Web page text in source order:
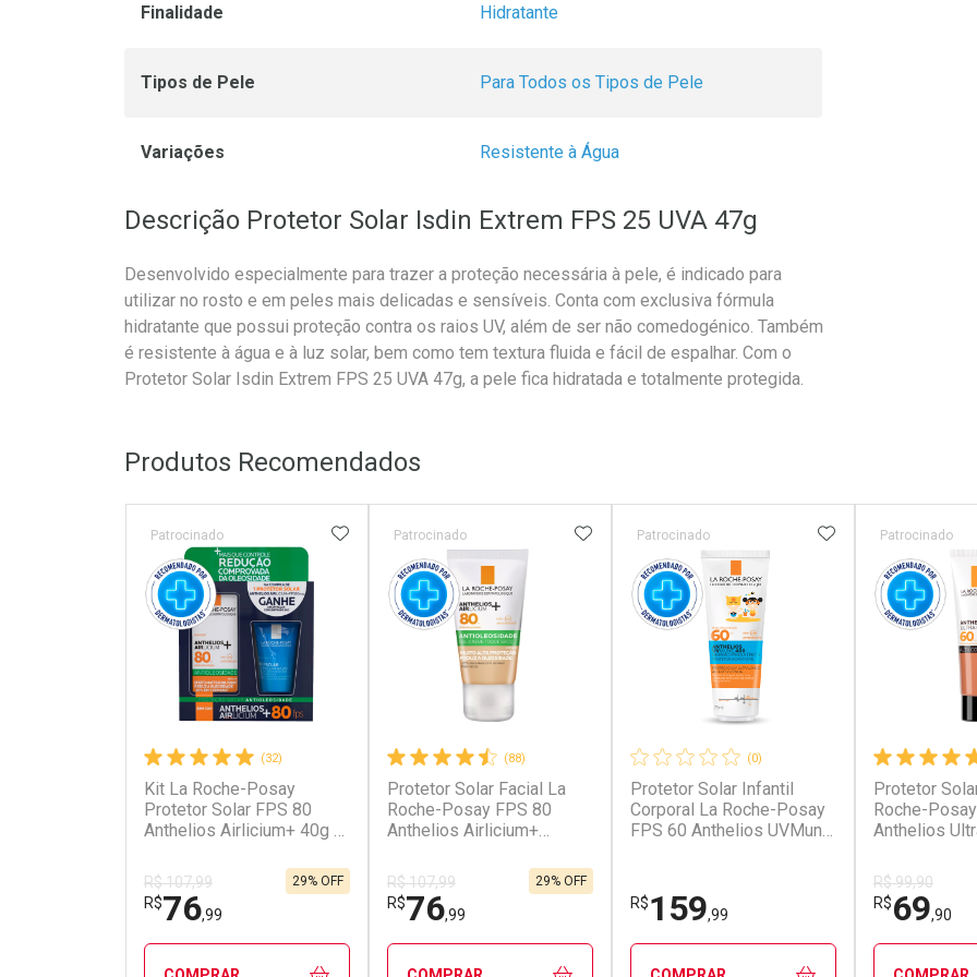
Finalidade Hidratante
Tipos de Pele Para Todos os Tipos de Pele
Variações Resistente à Água
Descrição Protetor Solar Isdin Extrem FPS 25 UVA 47g
Desenvolvido especialmente para trazer a proteção necessária à pele, é indicado para
utilizar no rosto e em peles mais delicadas e sensíveis. Conta com exclusiva fórmula
hidratante que possui proteção contra os raios UV, além de ser não comedogénico. Também
é resistente à água e à luz solar, bem como tem textura fluida e fácil de espalhar. Com o
Protetor Solar Isdin Extrem FPS 25 UVA 47g, a pele fica hidratada e totalmente protegida.
Produtos Recomendados
(32)
Kit La Roche-Posay
Protetor Solar FPS 80
Anthelios Airlicium+ 40g +
Concentrado 50g
Patrocinado
R$ 107,99
R$76,99
29% OFF
ADICIONAR AOS FAVORITOS
(88)
Protetor Solar Facial La
Roche-Posay FPS 80
Anthelios Airlicium+
40g
Patrocinado
R$ 107,99
R$76,99
29% OFF
ADICIONAR AOS FAVORITOS
(0)
Protetor Solar Infantil
Corporal La Roche-Posay
FPS 60 Anthelios UVMune
Patrocinado
R$159,99
ADICIONAR AOS
Protetor
Roche-
Anthelios
Patrocinado
R$ 99,90
R$69,90